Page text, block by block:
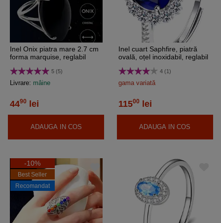
Inel Onix piatra mare 2.7 cm
forma marquise, reglabil
5 (5)
Livrare: mâine
4490 lei
ADAUGA IN COS
Inel cuart Saphfire, piatră
ovală, oțel inoxidabil, reglabil
4 (1)
gama variată
11500 lei
ADAUGA IN COS
-10%
Best Seller
Recomandat